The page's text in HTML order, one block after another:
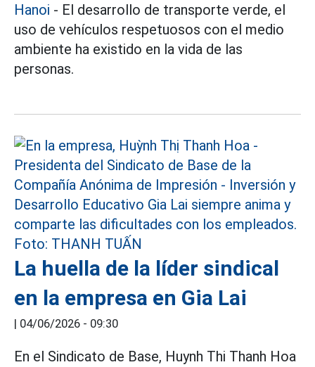
Hanoi - El desarrollo de transporte verde, el
uso de vehículos respetuosos con el medio
ambiente ha existido en la vida de las
personas.
La huella de la líder sindical
en la empresa en Gia Lai
| 04/06/2026 - 09:30
En el Sindicato de Base, Huynh Thi Thanh Hoa